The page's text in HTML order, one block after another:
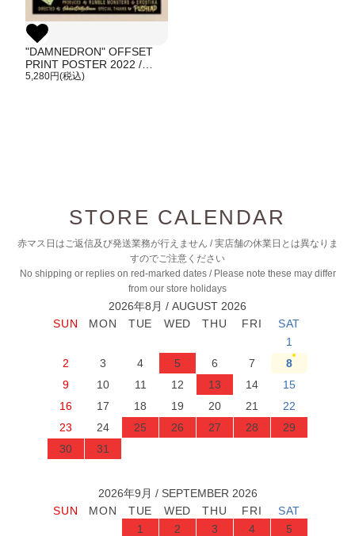
"DAMNEDRON" OFFSET
PRINT POSTER 2022 /
G.I.D. Ver.
5,280円(税込)
STORE CALENDAR
赤マス日はご返信及び発送業務が行えません / 実店舗の休業日とは異なりま
すのでご注意ください
No shipping or replies on red-marked dates / Please note these may differ
from our store holidays
2026年8月 / AUGUST 2026
1
2
3 4 5 6 7
8
9
10 11 12 13 14
15
16
17 18 19 20 21
22
23
24 25 26 27 28
29
30
31
2026年9月 / SEPTEMBER 2026
1 2 3 4
5